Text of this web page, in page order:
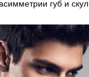
губ и скул